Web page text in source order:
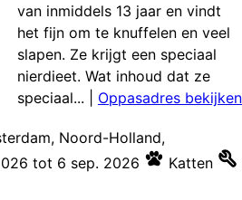
van inmiddels 13 jaar en vindt
het fijn om te knuffelen en veel
slapen. Ze krijgt een speciaal
nierdieet. Wat inhoud dat ze
speciaal...
Oppasadres bekijken
Noord-Holland,
tot 6 sep. 2026
Katten